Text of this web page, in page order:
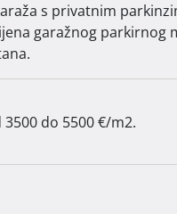
s privatnim
garažnog parkirnog
do 5500 €/m2.